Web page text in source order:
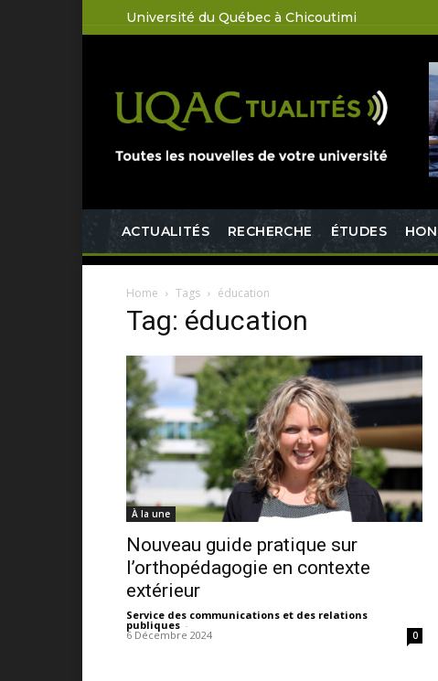
Université du Québec à Chicoutimi
ACTUALITÉS RECHERCHE ÉTUDES
Home Tags éducation
Tag: éducation
À la une
Nouveau guide pratique sur
l’orthopédagogie en contexte
extérieur
Service des communications et des relations
publiques -
6 Décembre 2024 0